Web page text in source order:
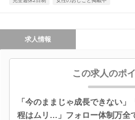
求人情報
この求人のポ
「今のままじゃ成長できない」
程はムリ…」フォロー体制万全